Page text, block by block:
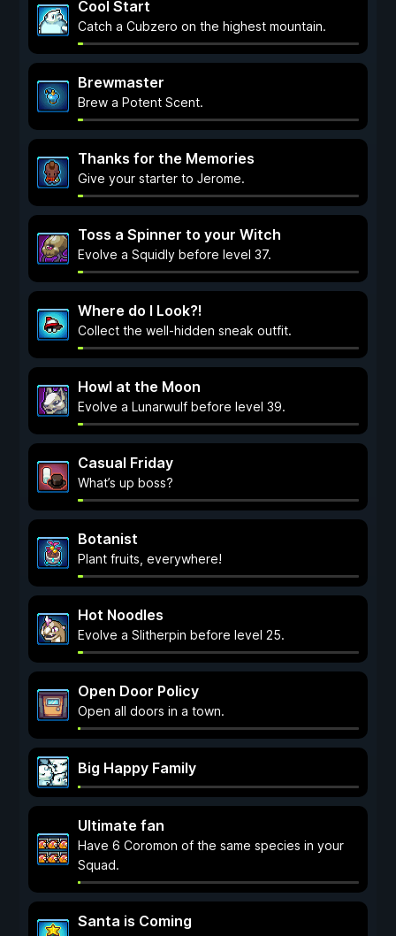
Cool Start
Catch a Cubzero on the highest mountain.
Brewmaster
Brew a Potent Scent.
Thanks for the Memories
Give your starter to Jerome.
Toss a Spinner to your Witch
Evolve a Squidly before level 37.
Where do I Look?!
Collect the well-hidden sneak outfit.
Howl at the Moon
Evolve a Lunarwulf before level 39.
Casual Friday
What’s up boss?
Botanist
Plant fruits, everywhere!
Hot Noodles
Evolve a Slitherpin before level 25.
Open Door Policy
Open all doors in a town.
Big Happy Family
Ultimate fan
Have 6 Coromon of the same species in your
Squad.
Santa is Coming